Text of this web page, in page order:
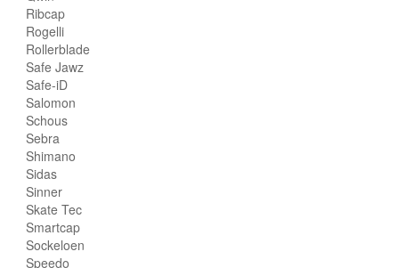
Ribcap
Rogelli
Rollerblade
Safe Jawz
Safe-iD
Salomon
Schous
Sebra
Shimano
Sidas
Sinner
Skate Tec
Smartcap
Sockeloen
Speedo